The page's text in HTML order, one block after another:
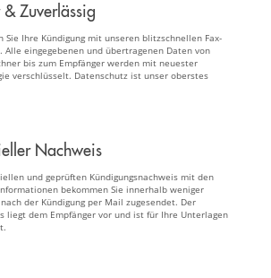
& Zuverlässig
Sie Ihre Kündigung mit unseren blitzschnellen Fax-
Alle eingegebenen und übertragenen Daten von
bis zum Empfänger werden mit neuester
verschlüsselt. Datenschutz ist unser oberstes
Nachweis
und geprüften Kündigungsnachweis mit den
bekommen Sie innerhalb weniger
der Kündigung per Mail zugesendet. Der
liegt dem Empfänger vor und ist für Ihre Unterlagen